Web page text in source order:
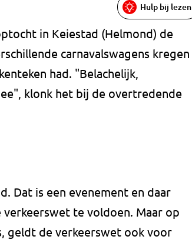
Hulp bij lezen
in Keiestad (Helmond) de
carnavalswagens kregen
had. "Belachelijk,
klonk het bij de overtredende
Dat is een evenement en daar
verkeerswet te voldoen. Maar op
geldt de verkeerswet ook voor